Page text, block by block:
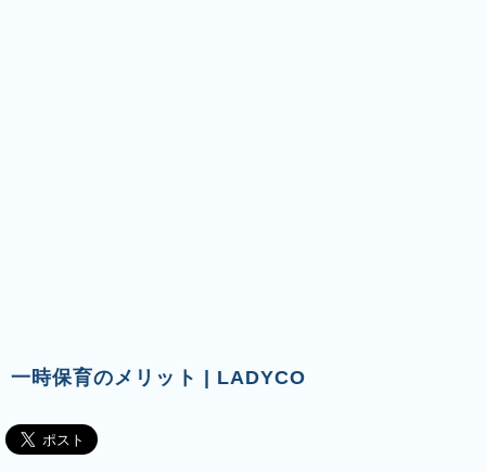
一時保育のメリット | LADYCO